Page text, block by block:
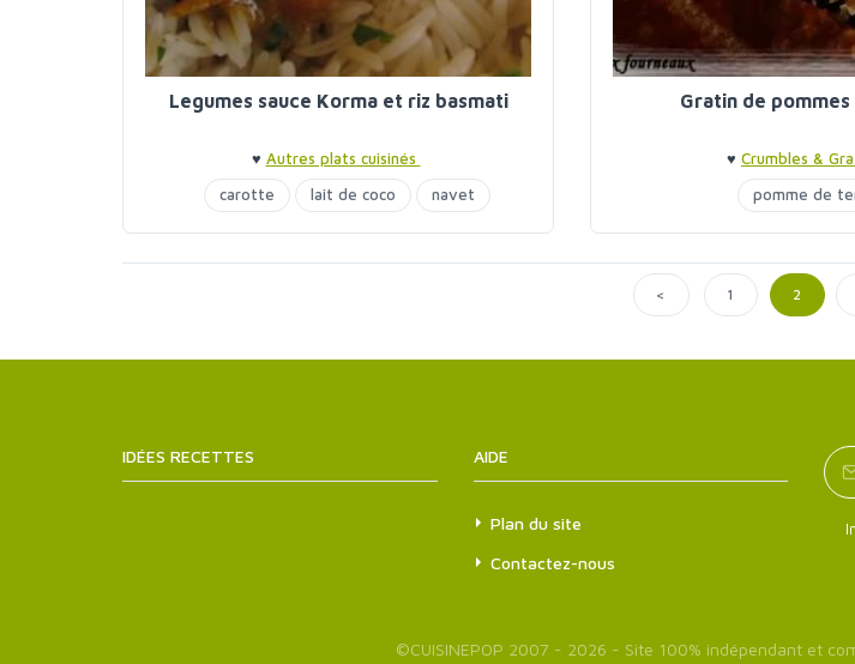
Legumes sauce Korma et riz basmati
♥ Autres plats cuisinés
carotte
lait de coco navet
poivrons pomme de terre
Gratin de
♥ Crumbles &
pomme de
< 1 2
IDÉES RECETTES AIDE
Plan du site
Contactez-nous
©CUISINEPOP 2007 - 2026 - Site 100% indépendant et